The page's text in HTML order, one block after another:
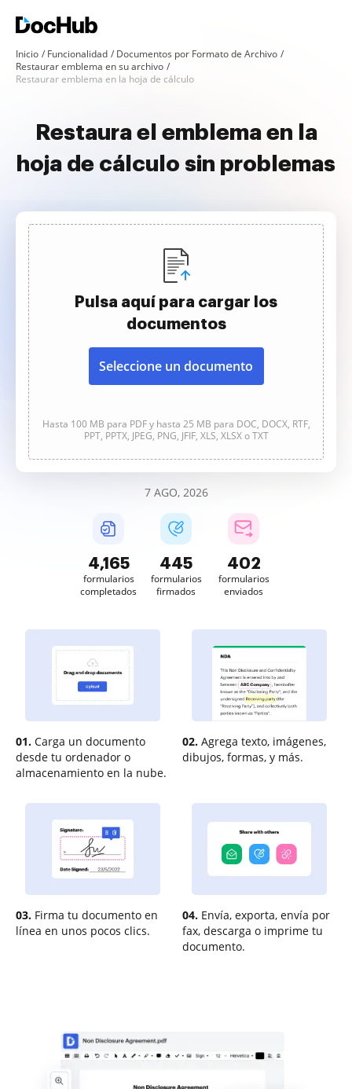
Inicio Funcionalidad
Documentos por Formato de Archivo
Restaurar emblema en su archivo
Restaurar emblema en la hoja de cálculo
Restaura el emblema en la
hoja de cálculo sin problemas
Pulsa aquí para cargar los
documentos
Seleccione un documento
Hasta 100 MB para PDF y hasta 25 MB para DOC, DOCX, RTF,
PPT, PPTX, JPEG, PNG, JFIF, XLS, XLSX o TXT
7 AGO, 2026
4,166
formularios
completados
445
formularios
firmados
402
formularios
enviados
01. Carga un documento
desde tu ordenador o
almacenamiento en la nube.
02. Agrega texto, imágenes,
dibujos, formas, y más.
03. Firma tu documento en
línea en unos pocos clics.
04. Envía, exporta, envía por
fax, descarga o imprime tu
documento.